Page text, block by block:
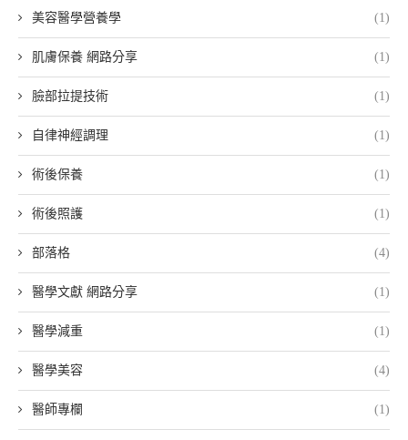
美容醫學營養學 (1)
肌膚保養 網路分享 (1)
臉部拉提技術 (1)
自律神經調理 (1)
術後保養 (1)
術後照護 (1)
部落格 (4)
醫學文獻 網路分享 (1)
醫學減重 (1)
醫學美容 (4)
醫師專欄 (1)